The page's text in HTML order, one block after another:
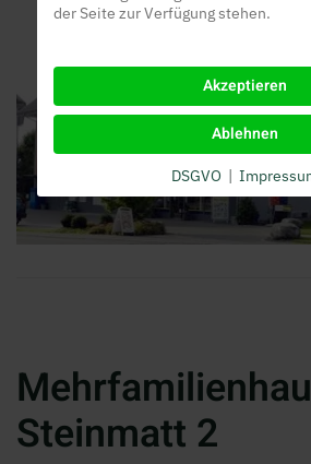
Steinmatt 2
der Seite zur Verfügung stehen.
Akzeptieren
Ablehnen
DSGVO |